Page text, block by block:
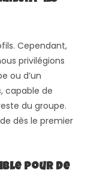
Cependant,
privilégions
ou d’un
capable de
du groupe.
dès le premier
pour de